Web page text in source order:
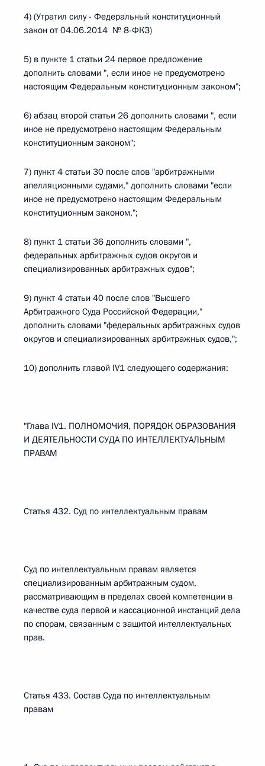
4) (Утратил силу - Федеральный конституционный
закон от 04.06.2014 № 8-ФКЗ)
5) в пункте 1 статьи 24 первое предложение
дополнить словами ", если иное не предусмотрено
настоящим Федеральным конституционным законом";
6) абзац второй статьи 26 дополнить словами ", если
иное не предусмотрено настоящим Федеральным
конституционным законом";
7) пункт 4 статьи 30 после слов "арбитражными
апелляционными судами," дополнить словами "если
иное не предусмотрено настоящим Федеральным
конституционным законом,";
8) пункт 1 статьи 36 дополнить словами ",
федеральных арбитражных судов округов и
специализированных арбитражных судов";
9) пункт 4 статьи 40 после слов "Высшего
Арбитражного Суда Российской Федерации,"
дополнить словами "федеральных арбитражных судов
округов и специализированных арбитражных судов,";
10) дополнить главой IV1 следующего содержания:
"Глава IV1. ПОЛНОМОЧИЯ, ПОРЯДОК ОБРАЗОВАНИЯ
И ДЕЯТЕЛЬНОСТИ СУДА ПО ИНТЕЛЛЕКТУАЛЬНЫМ
ПРАВАМ
Статья 432. Суд по интеллектуальным правам
Суд по интеллектуальным правам является
специализированным арбитражным судом,
рассматривающим в пределах своей компетенции в
качестве суда первой и кассационной инстанций дела
по спорам, связанным с защитой интеллектуальных
прав.
Статья 433. Состав Суда по интеллектуальным
правам